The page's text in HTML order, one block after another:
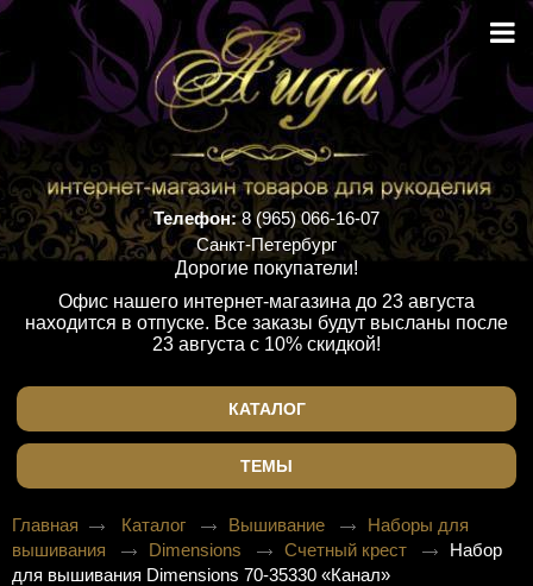
Телефон:8 (965) 066-16-07
Санкт-Петербург
Дорогие покупатели!
Офис нашего интернет-магазина до 23 августа
находится в отпуске. Все заказы будут высланы после
23 августа с 10% скидкой!
КАТАЛОГ
ТЕМЫ
Главная Каталог Вышивание
Наборы для
вышивания
Dimensions Счетный крест
Набор
для вышивания Dimensions 70-35330 «Канал»